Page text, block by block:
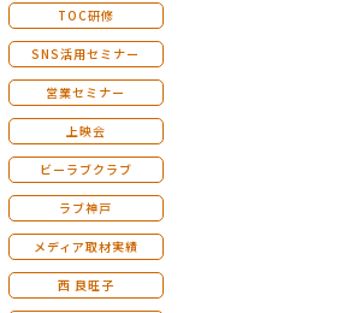
TOC研修
SNS活用セミナー
営業セミナー
上映会
ビーラブクラブ
ラブ神戸
メディア取材実績
西 良旺子